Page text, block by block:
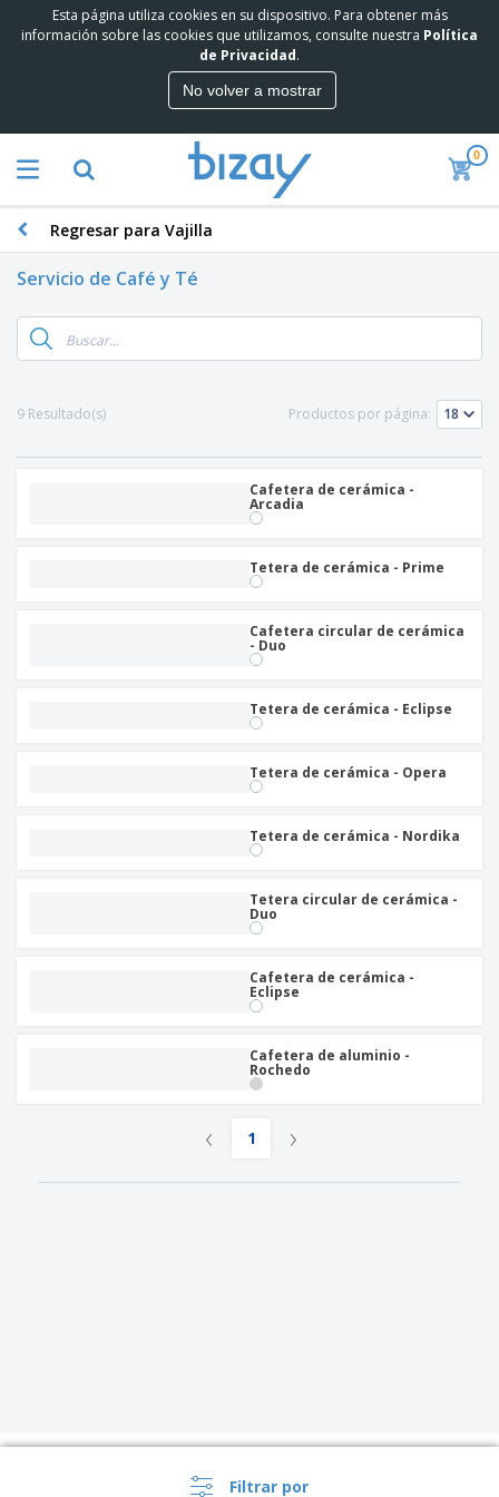
Esta página utiliza cookies en su dispositivo. Para obtener más
información sobre las cookies que utilizamos, consulte nuestra Política
de Privacidad.
No volver a mostrar
0
Filtrar por
Regresar para Vajilla
Servicio de Café y Té
9 Resultado(s) Productos por página:
Cafetera de cerámica -
Arcadia
Tetera de cerámica - Prime
Cafetera circular de cerámica
- Duo
Tetera de cerámica - Eclipse
Tetera de cerámica - Opera
Tetera de cerámica - Nordika
Tetera circular de cerámica -
Duo
Cafetera de cerámica -
Eclipse
Cafetera de aluminio -
Rochedo
‹ 1 ›